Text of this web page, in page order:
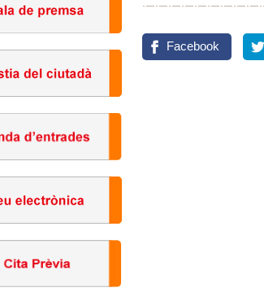
Facebook